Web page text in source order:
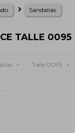
Sandalias
TALLE 0095
Talle 0095